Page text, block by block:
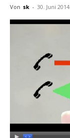
Von sk - 30. Juni 2014